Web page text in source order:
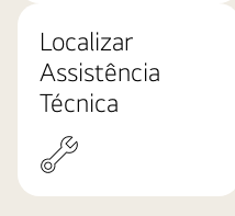
Localizar
Assistência
Técnica